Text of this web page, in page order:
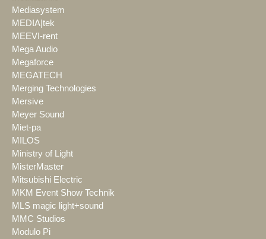
Mediasystem
MEDIA|tek
MEEVI-rent
Mega Audio
Megaforce
MEGATECH
Merging Technologies
Mersive
Meyer Sound
Miet-pa
MILOS
Ministry of Light
MisterMaster
Mitsubishi Electric
MKM Event Show Technik
MLS magic light+sound
MMC Studios
Modulo Pi